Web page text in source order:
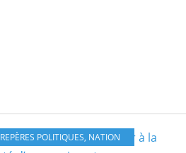
REPÈRES POLITIQUES, NATION